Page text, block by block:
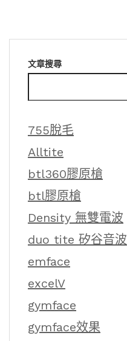
文章搜尋
755脫毛
Alltite
btl360膠原槍
btl膠原槍
Density 無雙電波
duo tite 矽谷音波
emface
excelV
gymface
gymface效果